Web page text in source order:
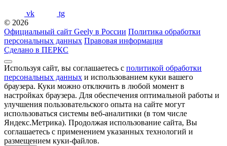
vk
tg
© 2026
Официальный сайт Geely в России Политика обработки
персональных данных Правовая информация
Сделано в ПЕРКС
Используя сайт, вы соглашаетесь с политикой обработки
персональных данных и использованием куки вашего
браузера. Куки можно отключить в любой момент в
настройках браузера. Для обеспечения оптимальной работы и
улучшения пользовательского опыта на сайте могут
использоваться системы веб-аналитики (в том числе
Яндекс.Метрика). Продолжая использование сайта, Вы
соглашаетесь с применением указанных технологий и
размещением куки-файлов.